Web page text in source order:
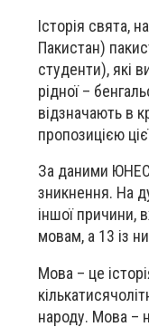
Історія свята,
Пакистан)
студенти), які
рідної –
відзначають в
пропозицією
За даними
зникнення. На
іншої причини,
мовам, а 13 із
Мова – це
народу. Мова –